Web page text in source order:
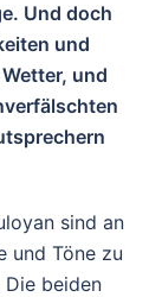
Und doch
und
und
sind an
und Töne zu
Die beiden